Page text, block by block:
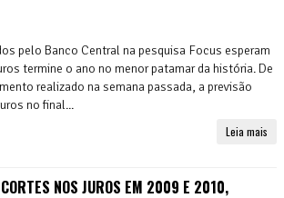
pelo Banco Central na pesquisa Focus esperam
termine o ano no menor patamar da história. De
realizado na semana passada, a previsão
no final...
Leia mais
NOS JUROS EM 2009 E 2010,